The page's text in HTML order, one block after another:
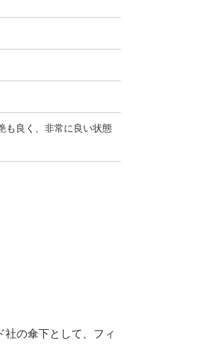
も良く、非常に良い状態
社の傘下として、フィ